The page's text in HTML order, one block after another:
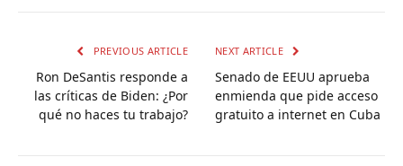
PREVIOUS ARTICLE
Ron DeSantis responde a
las críticas de Biden: ¿Por
qué no haces tu trabajo?
NEXT ARTICLE
Senado de EEUU aprueba
enmienda que pide acceso
gratuito a internet en Cuba